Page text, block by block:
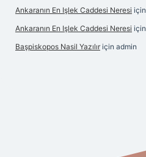
Ankaranın En Işlek Caddesi Neresi için
Ankaranın En Işlek Caddesi Neresi için
Başpiskopos Nasil Yazılır için admin